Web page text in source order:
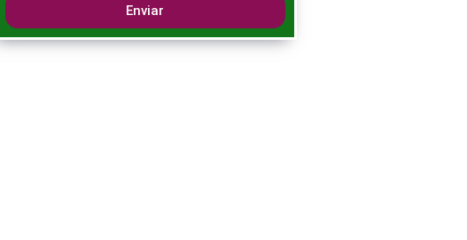
Enviar